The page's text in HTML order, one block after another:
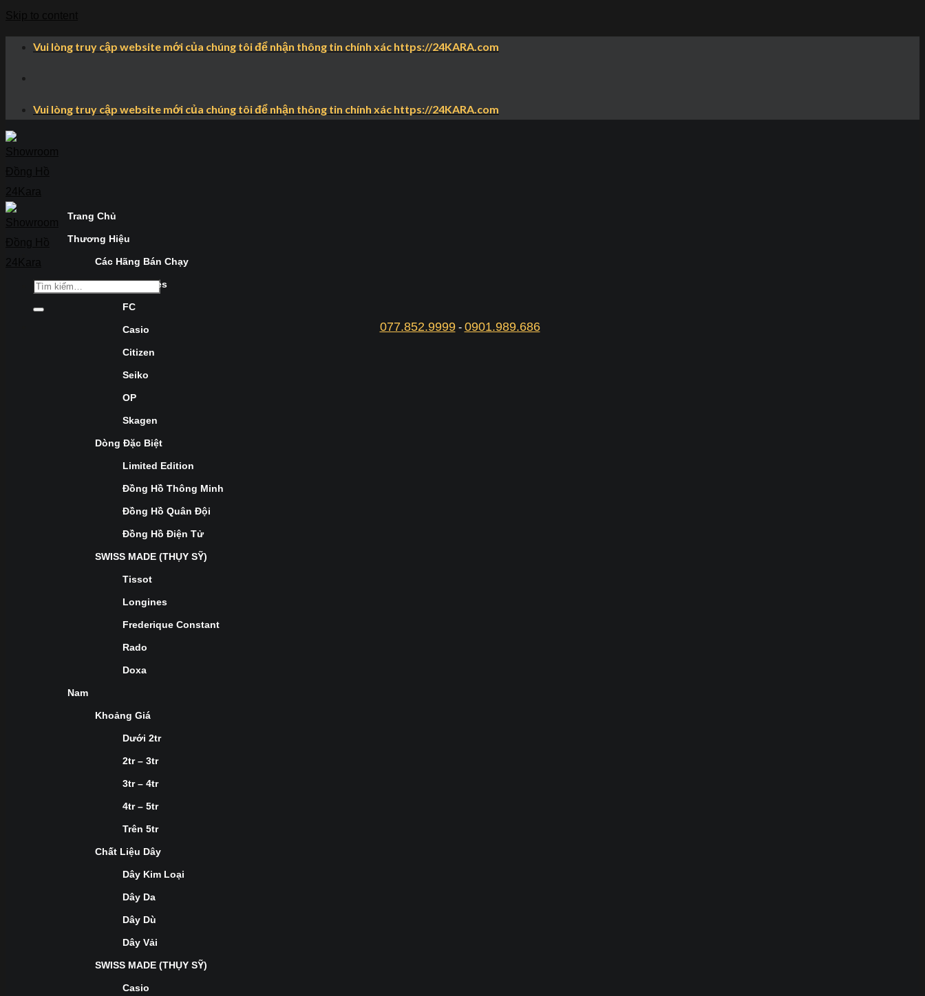
Vui lòng truy cập website mới của chúng tôi để nhận thông tin chính xác https://24KARA.com
Vui lòng truy cập website mới của chúng tôi để nhận thông tin chính xác https://24KARA.com
077.852.9999- 0901.989.686
Trang Chủ
Thương Hiệu
Các Hãng Bán Chạy
Longines
FC
Casio
Citizen
Seiko
OP
Skagen
Dòng Đặc Biệt
Limited Edition
Đồng Hồ Thông Minh
Đồng Hồ Quân Đội
Đồng Hồ Điện Tử
SWISS MADE (THỤY SỸ)
Tissot
Longines
Frederique Constant
Rado
Doxa
Nam
Khoảng Giá
Dưới 2tr
2tr – 3tr
3tr – 4tr
4tr – 5tr
Trên 5tr
Chất Liệu Dây
Dây Kim Loại
Dây Da
Dây Dù
Dây Vải
SWISS MADE (THỤY SỸ)
Casio